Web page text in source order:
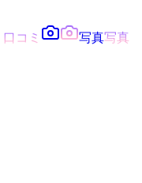
口コミ 写真写真